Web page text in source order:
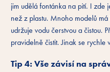
jim udělá fontánka na pití. I zde
než z plastu. Mnoho modelů
udržuje vodu čerstvou a čistou.
pravidelně čistit. Jinak se
Tip 4: Vše závisí na